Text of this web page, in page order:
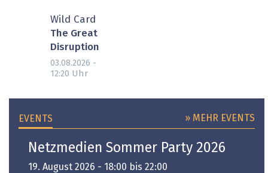
Wild Card
The Great
Disruption
03.08.2026 -
12:20 Uhr
EVENTS » MEHR EVENTS
Netzmedien Sommer Party 2026
19. August 2026 - 18:00 bis 22:00